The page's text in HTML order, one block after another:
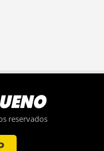
reservados